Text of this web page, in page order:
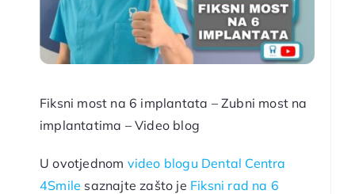
Fiksni most na 6 implantata – Zubni most na
implantatima – Video blog
U ovotjednom video blogu Dental Centra
4Smile saznajte zašto je Fiksni rad na 6